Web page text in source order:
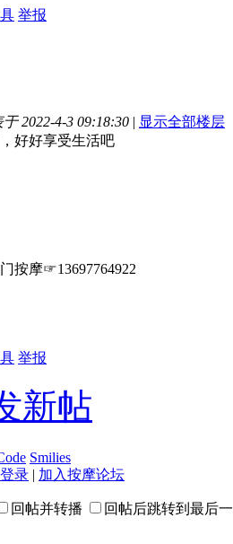
举报
2022-4-3 09:18:30 | 显示全部楼层
好好享受生活吧
按摩☞13697764922
举报
新帖
Smilies
登录 | 加入按摩论坛
回帖并转播 回帖后跳转到最后